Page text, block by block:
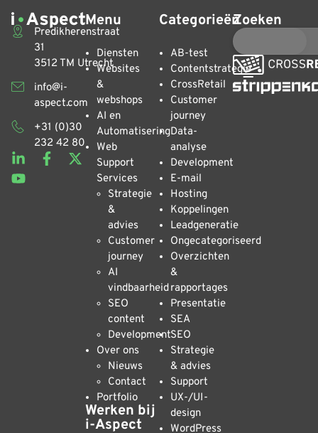
Predikherenstraat
31
3512 TM Utrecht
info@i-
aspect.com
+31 (0)30
232 42 80
Menu
Diensten
Websites
&
webshops
AI en
Automatisering
Web
Support
Services
Strategie
&
advies
Customer
journey
AI
vindbaarheid
SEO
content
Development
Over ons
Nieuws
Contact
Portfolio
Werken bij
i-Aspect
Categorieën
AB-test
Contentstrategie
CrossRetail
Customer
journey
Data-
analyse
Development
E-mail
Hosting
Koppelingen
Leadgeneratie
Ongecategoriseerd
Overzichten
&
rapportages
Presentatie
SEA
SEO
Strategie
& advies
Support
UX-/UI-
design
WordPress
Zoeken